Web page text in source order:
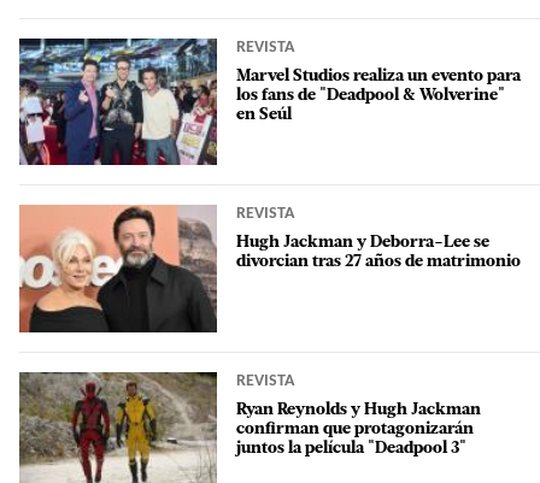
REVISTA
Marvel Studios realiza un evento para
los fans de "Deadpool & Wolverine"
en Seúl
REVISTA
Hugh Jackman y Deborra-Lee se
divorcian tras 27 años de matrimonio
REVISTA
Ryan Reynolds y Hugh Jackman
confirman que protagonizarán
juntos la película "Deadpool 3"